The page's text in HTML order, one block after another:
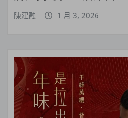
陳建融 1 月 3, 2026